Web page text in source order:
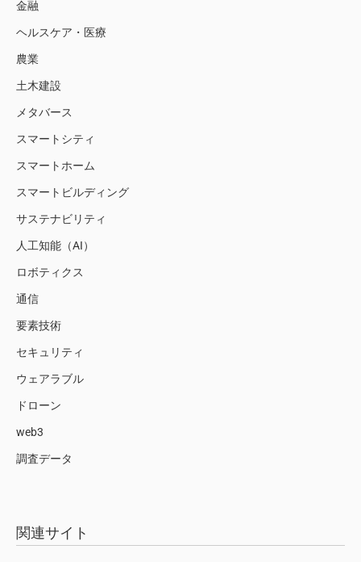
金融
ヘルスケア・医療
農業
土木建設
メタバース
スマートシティ
スマートホーム
スマートビルディング
サステナビリティ
人工知能（AI）
ロボティクス
通信
要素技術
セキュリティ
ウェアラブル
ドローン
web3
調査データ
関連サイト